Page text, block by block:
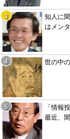
知人に
はメン
世の中
「情報
最近、